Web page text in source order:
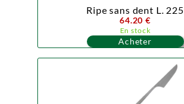
Ripe sans dent L. 225
64.20 €
En stock
Acheter